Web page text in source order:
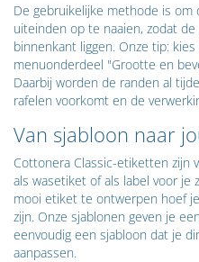
De gebruikelijke methode is
uiteinden op te naaien, zodat
binnenkant liggen. Onze tip:
menuonderdeel "Grootte en
Daarbij worden de randen al
rafelen voorkomt en de
Van sjabloon naar
Cottonera Classic-etiketten zijn
als wasetiket of als label voor je
mooi etiket te ontwerpen hoef
zijn. Onze sjablonen geven je
eenvoudig een sjabloon dat je
aanpassen.